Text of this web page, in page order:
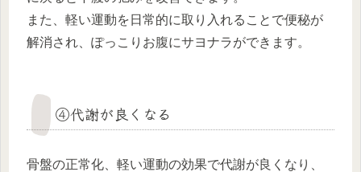
また、軽い運動を日常的に取り入れることで便秘が
解消され、ぽっこりお腹にサヨナラができます。
④代謝が良くなる
骨盤の正常化、軽い運動の効果で代謝が良くなり、